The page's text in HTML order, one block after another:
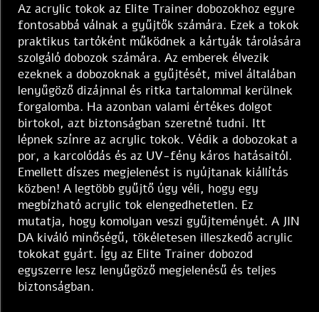
Az acrylic tokok az Elite Trainer dobozokhoz egyre
fontosabbá válnak a gyűjtők számára. Ezek a tokok
praktikus tartóként működnek a kártyák tárolására
szolgáló dobozok számára. Az emberek élvezik
ezeknek a dobozoknak a gyűjtését, mivel általában
lenyűgöző dizájnnal és ritka tartalommal kerülnek
forgalomba. Ha azonban valami értékes dolgot
birtokol, azt biztonságban szeretné tudni. Itt
lépnek színre az acrylic tokok. Védik a dobozokat a
por, a karcolódás és az UV-fény káros hatásaitól.
Emellett díszes megjelenést is nyújtanak kiállítás
közben! A legtöbb gyűjtő úgy véli, hogy egy
megbízható acrylic tok elengedhetetlen. Ez
mutatja, hogy komolyan veszi gyűjteményét. A JIN
DA kiváló minőségű, tökéletesen illeszkedő acrylic
tokokat gyárt. Így az Elite Trainer dobozod
egyszerre lesz lenyűgöző megjelenésű és teljes
biztonságban.